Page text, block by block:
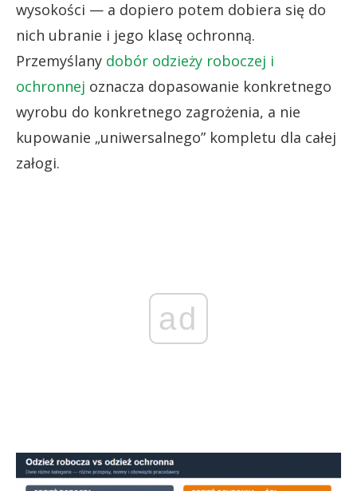
wysokości — a dopiero potem dobiera się do
nich ubranie i jego klasę ochronną.
Przemyślany dobór odzieży roboczej i
ochronnej oznacza dopasowanie konkretnego
wyrobu do konkretnego zagrożenia, a nie
kupowanie „uniwersalnego” kompletu dla całej
załogi.
ad